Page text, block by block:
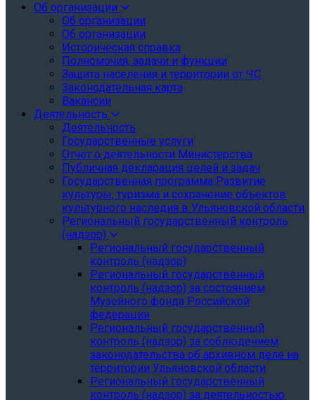
Об организации
Об организации
Об организации
Историческая справка
Полномочия, задачи и функции
Защита населения и территории от ЧС
Законодательная карта
Вакансии
Деятельность
Деятельность
Государственные услуги
Отчёт о деятельности Министерства
Публичная декларация целей и задач
Государственная программа Развитие
культуры, туризма и сохранение объектов
культурного наследия в Ульяновской области
Региональный государственный контроль
(надзор)
Региональный государственный
контроль (надзор)
Региональный государственный
контроль (надзор) за состоянием
Музейного фонда Российской
федерации
Региональный государственный
контроль (надзор) за соблюдением
законодательства об архивном деле на
территории Ульяновской области
Региональный государственный
контроль (надзор) за деятельностью